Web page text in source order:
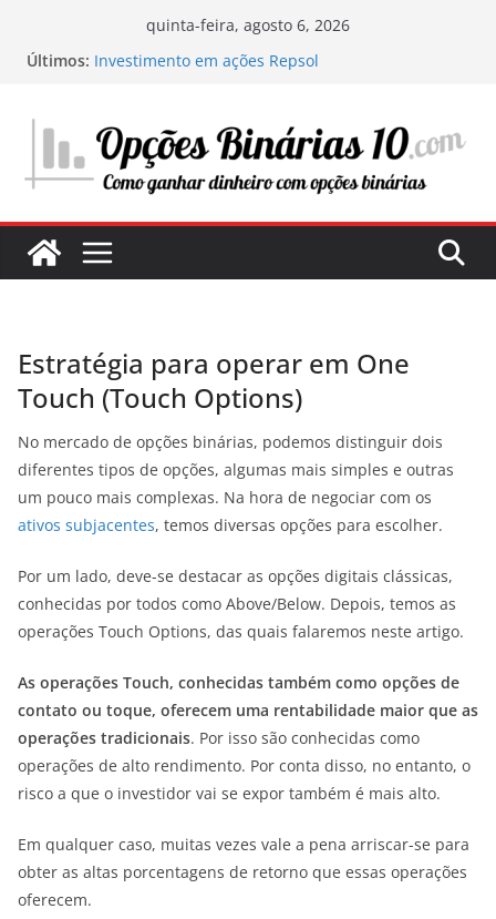
quinta-feira, agosto 6, 2026
Últimos: Investimento em ações Repsol
Minha experiência investindo em centros de
dados: a infraestrutura digital do futuro
Onde e o que investir em 2025: O meu guia
pessoal para maximizar os seus lucros
seu potencial de investimento
Estratégia para operar em One
Touch (Touch Options)
No mercado de opções binárias, podemos distinguir dois
diferentes tipos de opções, algumas mais simples e outras
um pouco mais complexas. Na hora de negociar com os
ativos subjacentes, temos diversas opções para escolher.
Por um lado, deve-se destacar as opções digitais clássicas,
conhecidas por todos como Above/Below. Depois, temos as
operações Touch Options, das quais falaremos neste artigo.
As operações Touch, conhecidas também como opções de
contato ou toque, oferecem uma rentabilidade maior que as
operações tradicionais. Por isso são conhecidas como
operações de alto rendimento. Por conta disso, no entanto, o
risco a que o investidor vai se expor também é mais alto.
Em qualquer caso, muitas vezes vale a pena arriscar-se para
obter as altas porcentagens de retorno que essas operações
oferecem.